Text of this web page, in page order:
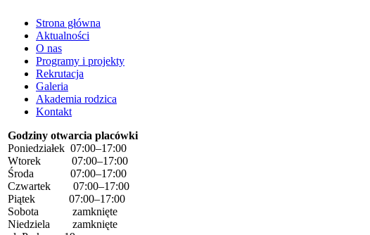
Strona główna
Aktualności
O nas
Programy i projekty
Rekrutacja
Galeria
Akademia rodzica
Kontakt
Godziny otwarcia placówki
Poniedziałek 07:00–17:00
Wtorek 07:00–17:00
Środa 07:00–17:00
Czwartek 07:00–17:00
Piątek 07:00–17:00
Sobota zamknięte
Niedziela zamknięte